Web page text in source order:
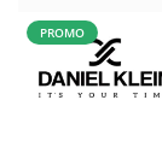
PROMO